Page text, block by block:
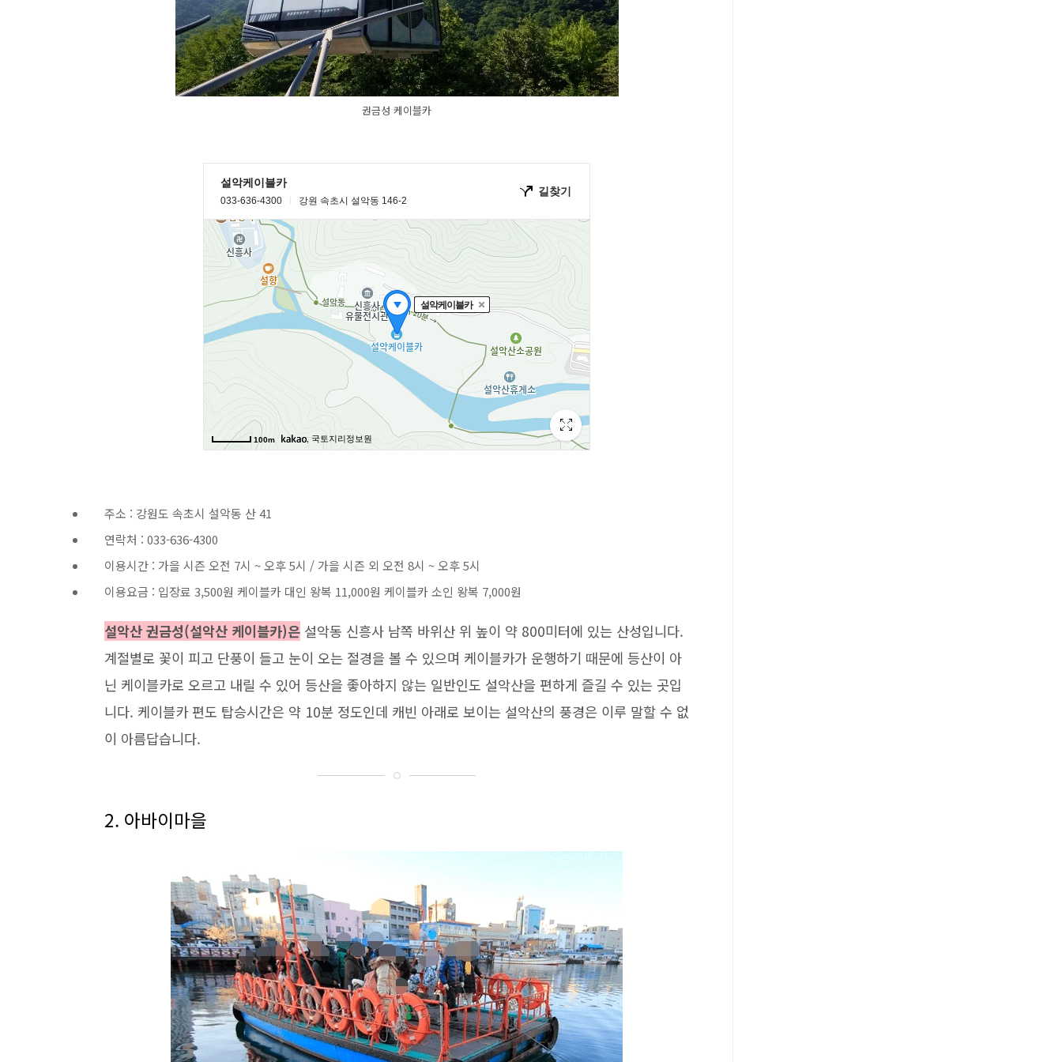
권금성 케이블카
주소 : 강원도 속초시 설악동 산 41
연락처 : 033-636-4300
이용시간 : 가을 시즌 오전 7시 ~ 오후 5시 / 가을 시즌 외 오전 8시 ~ 오후 5시
이용요금 : 입장료 3,500원 케이블카 대인 왕복 11,000원 케이블카 소인 왕복 7,000원
설악산 권금성(설악산 케이블카)은 설악동 신흥사 남쪽 바위산 위 높이 약 800미터에 있는 산성입니다.
계절별로 꽃이 피고 단풍이 들고 눈이 오는 절경을 볼 수 있으며 케이블카가 운행하기 때문에 등산이 아
닌 케이블카로 오르고 내릴 수 있어 등산을 좋아하지 않는 일반인도 설악산을 편하게 즐길 수 있는 곳입
니다. 케이블카 편도 탑승시간은 약 10분 정도인데 캐빈 아래로 보이는 설악산의 풍경은 이루 말할 수 없
이 아름답습니다.
2. 아바이마을